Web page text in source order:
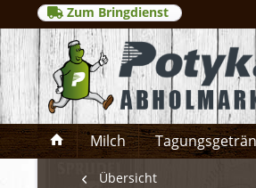
Zum Bringdienst
Milch
Übersicht